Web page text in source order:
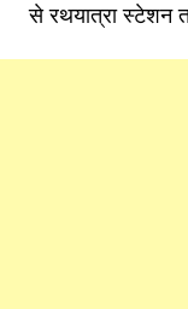
से रथयात्रा स्टेशन